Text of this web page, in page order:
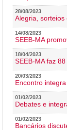
28/08/2023
Alegria, sorteios
14/08/2023
SEEB-MA
18/04/2023
SEEB-MA faz
20/03/2023
Encontro
01/02/2023
Debates e
01/02/2023
Bancários